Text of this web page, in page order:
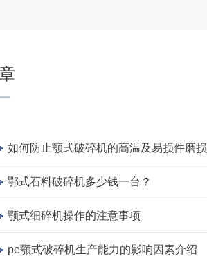
项目业主
嵩基集团
咨询该项目执行经理
如何防止颚式破碎机的高温及易损件磨损
鄂式石料破碎机多少钱一台？
颚式细碎机操作的注意事项
pe颚式破碎机生产能力的影响因素介绍